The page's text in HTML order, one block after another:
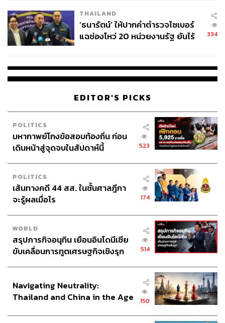
จ่ายหนี้-แอบระบุแบรนด์
THAILAND
‘ธนารัตน์’ ให้ปากคำตำรวจไซเบอร์
แฉช่องโหว่ 20 หน่วยงานรัฐ ยันไร้
334
EDITOR'S PICKS
POLITICS
มหากาพย์โกงข้อสอบท้องถิ่น ก่อน
เดินหน้าสู่จุดจบในสัปดาห์นี้
523
POLITICS
เส้นทางคดี 44 สส. ในชั้นศาลฎีกา
จะรู้ผลเมื่อไร
174
WORLD
สรุปภารกิจอนุทิน เยือนอินโดนีเซีย
ขับเคลื่อนการทูตเศรษฐกิจเชิงรุก
514
Navigating Neutrality:
Thailand and China in the Age
150